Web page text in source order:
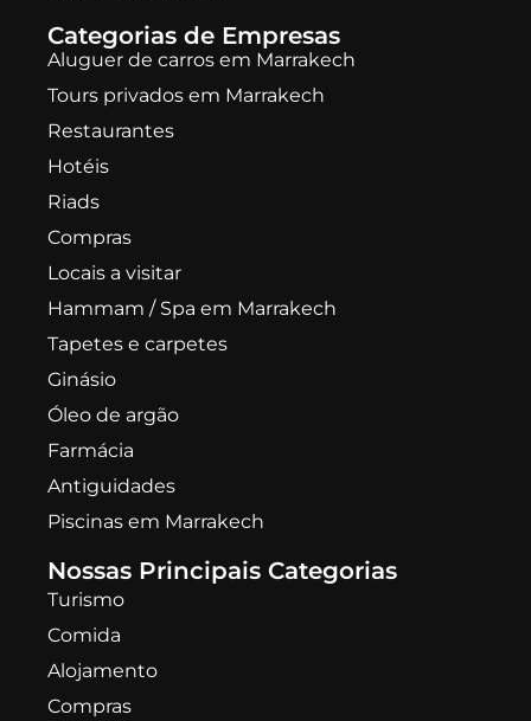
Categorias de Empresas
Aluguer de carros em Marrakech
Tours privados em Marrakech
Restaurantes
Hotéis
Riads
Compras
Locais a visitar
Hammam / Spa em Marrakech
Tapetes e carpetes
Ginásio
Óleo de argão
Farmácia
Antiguidades
Piscinas em Marrakech
Nossas Principais Categorias
Turismo
Comida
Alojamento
Compras